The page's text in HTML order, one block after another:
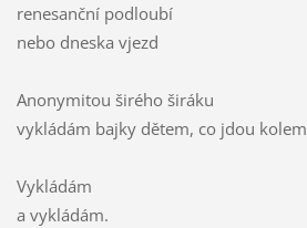
renesanční podloubí
nebo dneska vjezd
Anonymitou širého širáku
vykládám bajky dětem, co jdou kolem
Vykládám
a vykládám.